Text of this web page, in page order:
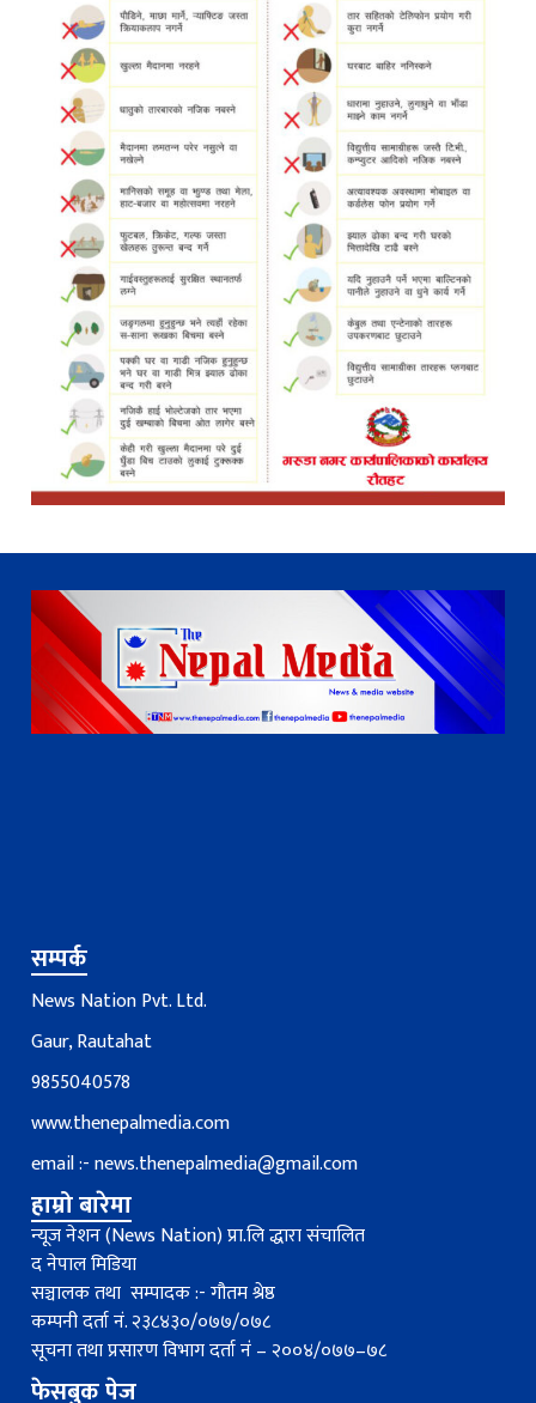
सम्पर्क
News Nation Pvt. Ltd.
Gaur, Rautahat
9855040578
www.thenepalmedia.com
email :-news.thenepalmedia@gmail.com
हाम्रो बारेमा
न्यूज नेशन (News Nation) प्रा.लि द्धारा संचालित
द नेपाल मिडिया
सञ्चालक तथा सम्पादक :- गौतम श्रेष्ठ
कम्पनी दर्ता नं. २३८४३०/०७७/०७८
सूचना तथा प्रसारण विभाग दर्ता नंं – २००४/०७७–७८
फेसबुक पेज